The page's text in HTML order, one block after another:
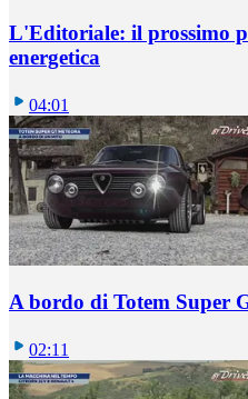
L'Editoriale: il prossimo
energetica
04:01
A bordo di Totem Super
02:11